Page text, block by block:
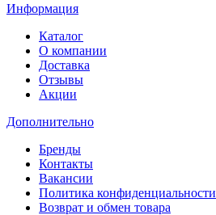
Информация
Каталог
О компании
Доставка
Отзывы
Акции
Дополнительно
Бренды
Контакты
Вакансии
Политика конфиденциальности
Возврат и обмен товара